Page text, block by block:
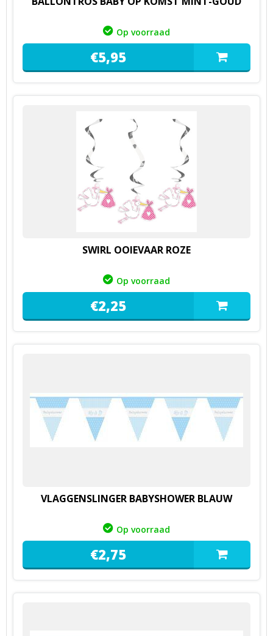
Op voorraad
€5,95
SWIRL OOIEVAAR ROZE
Op voorraad
€2,25
VLAGGENSLINGER BABYSHOWER BLAUW
Op voorraad
€2,75